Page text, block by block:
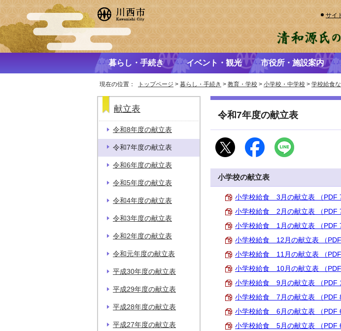
サイ
暮らし・手続き イベント・観光 市役所・施設案内
現在の位置： トップページ > 暮らし・手続き > 教育・学校 > 小学校・中学校 > 学校給食
令和7年度の献立表
小学校の献立表
小学校給食 3月の献立表 （PDF
小学校給食 2月の献立表 （PDF
小学校給食 1月の献立表 （PDF
小学校給食 12月の献立表 （PDF
小学校給食 11月の献立表 （PDF
小学校給食 10月の献立表 （PDF
小学校給食 9月の献立表 （PDF
小学校給食 7月の献立表 （PDF
小学校給食 6月の献立表 （PDF
小学校給食 5月の献立表 （PDF
献立表
令和8年度の献立表
令和7年度の献立表
令和6年度の献立表
令和5年度の献立表
令和4年度の献立表
令和3年度の献立表
令和2年度の献立表
令和元年度の献立表
平成30年度の献立表
平成29年度の献立表
平成28年度の献立表
平成27年度の献立表